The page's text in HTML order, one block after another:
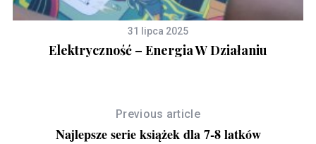
31 lipca 2025
Elektryczność – Energia W Działaniu
Previous article
Najlepsze serie książek dla 7-8 latków